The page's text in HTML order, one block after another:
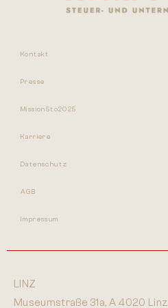
Kontakt
Presse
Mission5to2025
Karriere
Datenschutz
AGB
Impressum
LINZ
Museumstraße 31a, A 4020 Linz